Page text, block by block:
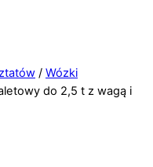
/ Wózki
do 2,5 t z wagą i